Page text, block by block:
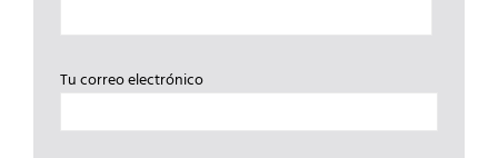
Tu correo electrónico